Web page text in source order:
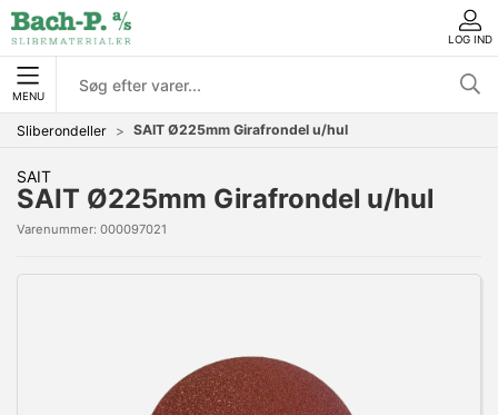
LOG IND
MENU
Sliberondeller SAIT Ø225mm Girafrondel u/hul
SAIT
SAIT Ø225mm Girafrondel u/hul
Varenummer: 000097021